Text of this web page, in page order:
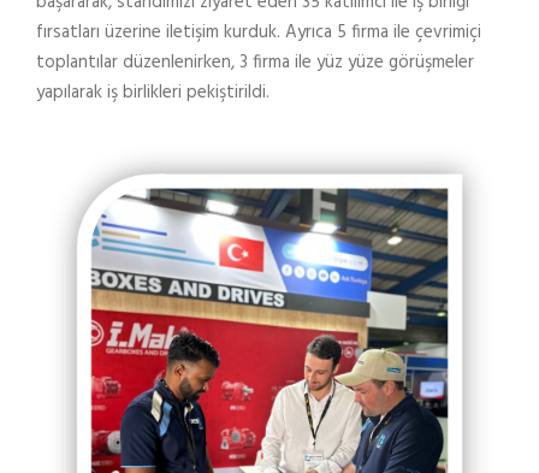
fırsatları üzerine iletişim kurduk. Ayrıca 5 firma ile çevrimiçi
toplantılar düzenlenirken, 3 firma ile yüz yüze görüşmeler
yapılarak iş birlikleri pekiştirildi.